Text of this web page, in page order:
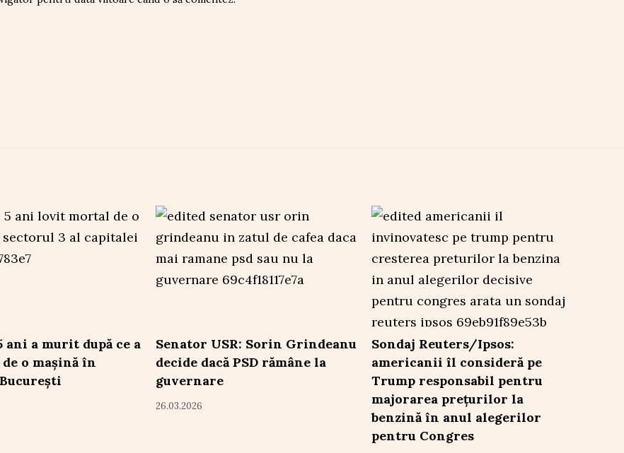
ani a murit după ce a
o mașină în
Senator USR: Sorin Grindeanu
decide dacă PSD rămâne la
guvernare
26.03.2026
Sondaj Reuters/Ipsos:
americanii îl consideră pe
Trump responsabil pentru
majorarea prețurilor la
benzină în anul alegerilor
pentru Congres